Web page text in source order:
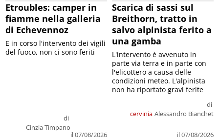
Etroubles: camper in
fiamme nella galleria
di Echevennoz
di
Cinzia Timpano
il 07/08/2026
E in corso l'intervento dei vigili
del fuoco, non ci sono feriti
Scarica di sassi sul
Breithorn, tratto in
salvo alpinista ferito a
una gamba
cervinia
di
Alessandro Bianchet
il 07/08/2026
L'intervento è avvenuto in
parte via terra e in parte con
l'elicottero a causa delle
condizioni meteo. L'alpinista
non ha riportato gravi ferite